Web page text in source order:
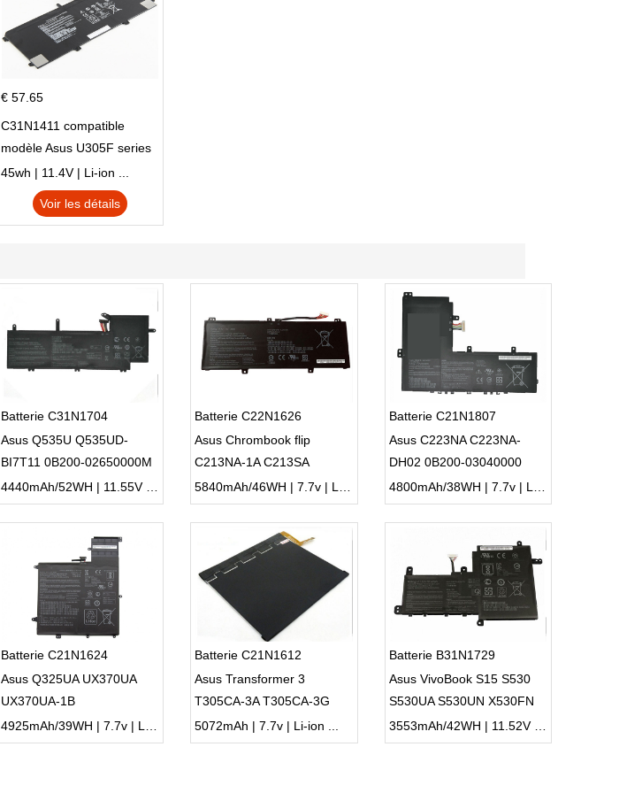
€ 57.65
C31N1411 compatible
modèle Asus U305F series
45wh | 11.4V | Li-ion ...
Voir les détails
Batterie C31N1704
Asus Q535U Q535UD-
BI7T11 0B200-02650000M
Batterie C22N1626
Asus Chrombook flip
C213NA-1A C213SA
C213NA
Batterie C21N1807
Asus C223NA C223NA-
DH02 0B200-03040000
2ICP4/59/134
Batterie C21N1624
Asus Q325UA UX370UA
UX370UA-1B
Batterie C21N1612
Asus Transformer 3
T305CA-3A T305CA-3G
5072mAh | 7.7v | Li-ion ...
Batterie B31N1729
Asus VivoBook S15 S530
S530UA S530UN X530FN
X530FN-1A